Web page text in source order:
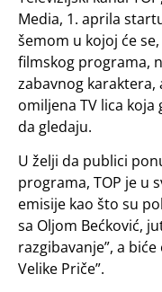
Media, 1. aprila
šemom u kojoj će
filmskog programa,
zabavnog karaktera,
omiljena TV lica
da gledaju.
U želji da publici
programa, TOP je u
emisije kao što su
sa Oljom Bećković,
razgibavanje”, a
Velike Priče”.